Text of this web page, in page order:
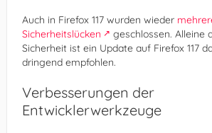
Auch in Firefox 117 wurden wieder
Sicherheitslücken
geschlossen. Alleine
Sicherheit ist ein Update auf Firefox 117
dringend empfohlen.
Verbesserungen der
Entwicklerwerkzeuge